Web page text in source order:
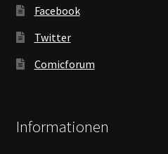
Facebook
Twitter
Comicforum
Informationen